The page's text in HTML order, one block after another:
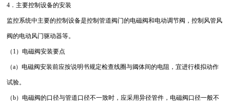
4．主要控制设备的安装
监控系统中主要的控制设备是控制管道阀门的电磁阀和电动调节阀，控制风管风
阀的电动风门驱动器等。
（1）电磁阀安装要点
（a）电磁阀安装前应按说明书规定检查线圈与阈体间的电阻，宜进行模拟动作
试验。
（b）电磁阀的口径与管道口径不一致时，应采用异径管件，电磁阀口径一般不